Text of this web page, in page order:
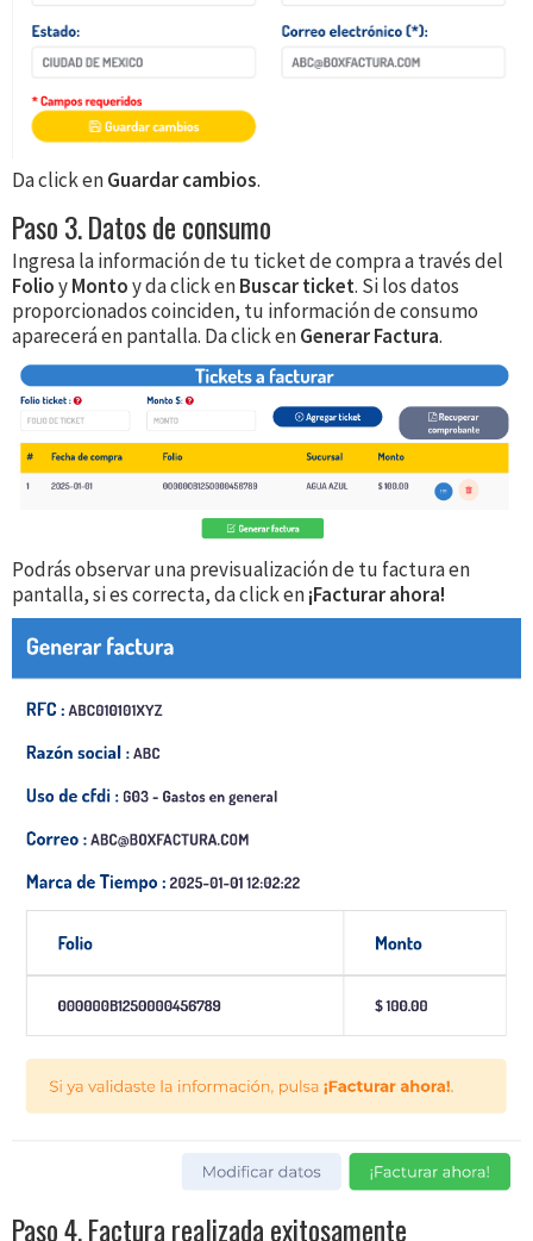
Da click enGuardar cambios.
Paso 3. Datos de consumo
Ingresa la información de tu ticket de compra a través del
FolioyMontoy da click enBuscar ticket. Si los datos
proporcionados coinciden, tu información de consumo
aparecerá en pantalla. Da click enGenerar Factura.
Podrás observar una previsualización de tu factura en
pantalla, si es correcta, da click en¡Facturar ahora!
Paso 4. Factura realizada exitosamente